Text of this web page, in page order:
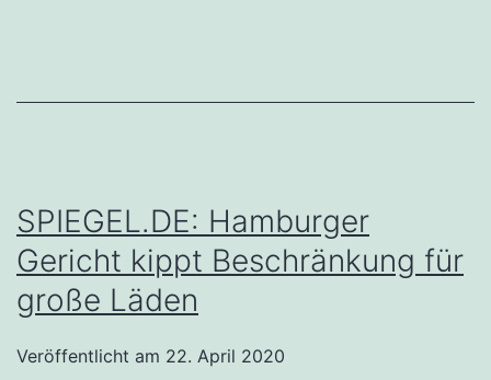
SPIEGEL.DE: Hamburger
Gericht kippt Beschränkung für
große Läden
Veröffentlicht am 22. April 2020